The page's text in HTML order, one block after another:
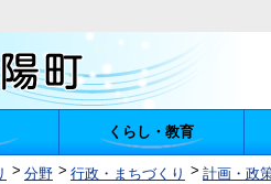
くらし・教育
分野 行政・まちづくり
計画・政